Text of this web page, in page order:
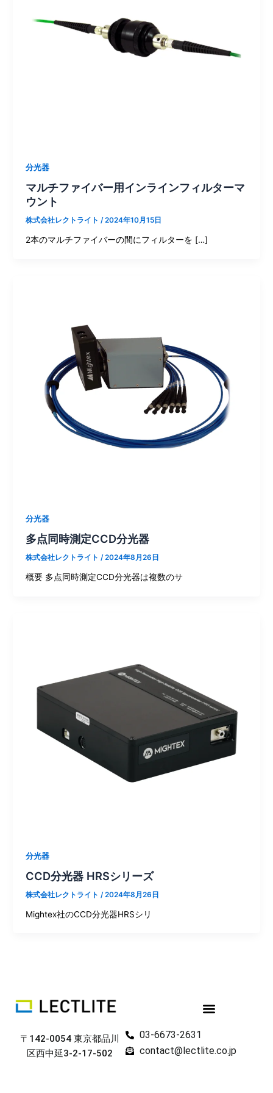
分光器
マルチファイバー用インラインフィルターマ
ウント
株式会社レクトライト /2024年10月15日
2本のマルチファイバーの間にフィルターを […]
分光器
多点同時測定CCD分光器
株式会社レクトライト /2024年8月26日
概要 多点同時測定CCD分光器は複数のサ
分光器
CCD分光器 HRSシリーズ
株式会社レクトライト /2024年8月26日
Mightex社のCCD分光器HRSシリ
〒142-0054 東京都品川
区西中延3-2-17-502
03-6673-2631
contact@lectlite.co.jp